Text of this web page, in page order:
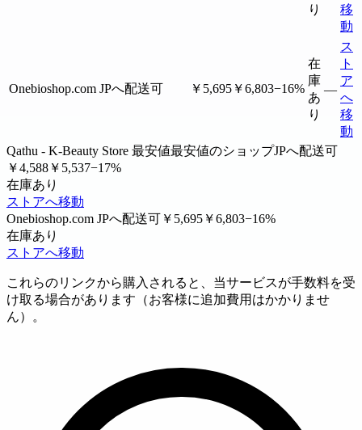
り
移
動
Onebioshop.com JPへ配送可 ￥5,695 ￥6,803−16%
在
庫
あ
り
—
ス
ト
ア
へ
移
動
Qathu - K-Beauty Store 最安値最安値のショップJPへ配送可
￥4,588 ￥5,537−17%
在庫あり
ストアへ移動
Onebioshop.com JPへ配送可 ￥5,695 ￥6,803−16%
在庫あり
ストアへ移動
これらのリンクから購入されると、当サービスが手数料を受
け取る場合があります（お客様に追加費用はかかりませ
ん）。